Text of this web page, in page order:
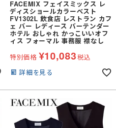
FACEMIX フェイスミックス レ
ディスショールカラーベスト
FV1302L 飲食店 レストラン カフ
ェ バー レディース バーテンダー
ホテル おしゃれ かっこいいオフ
ィス フォーマル 事務服 襟なし
特別価格 ¥10,083税込
詳細を見る